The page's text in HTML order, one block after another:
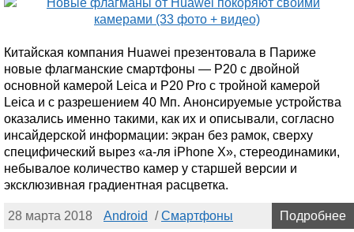
Китайская компания Huawei презентовала в Париже
новые флагманские смартфоны — P20 с двойной
основной камерой Leica и P20 Pro с тройной камерой
Leica и с разрешением 40 Мп. Анонсируемые устройства
оказались именно такими, как их и описывали, согласно
инсайдерской информации: экран без рамок, сверху
специфический вырез «а-ля iPhone X», стереодинамики,
небывалое количество камер у старшей версии и
эксклюзивная градиентная расцветка.
28 марта 2018 Android /Смартфоны Подробнее